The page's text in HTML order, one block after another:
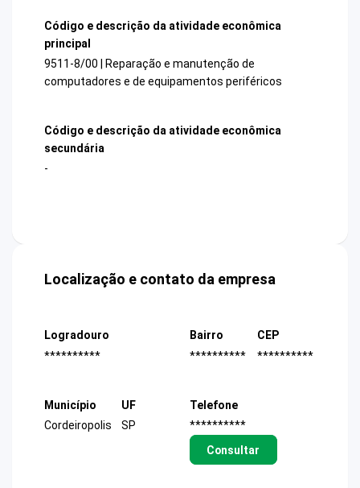
Código e descrição da atividade econômica
principal
9511-8/00 | Reparação e manutenção de
computadores e de equipamentos periféricos
Código e descrição da atividade econômica
secundária
-
Localização e contato da empresa
Logradouro
**********
Bairro
**********
CEP
**********
Município
Cordeiropolis
UF
SP
Telefone
**********
Consultar